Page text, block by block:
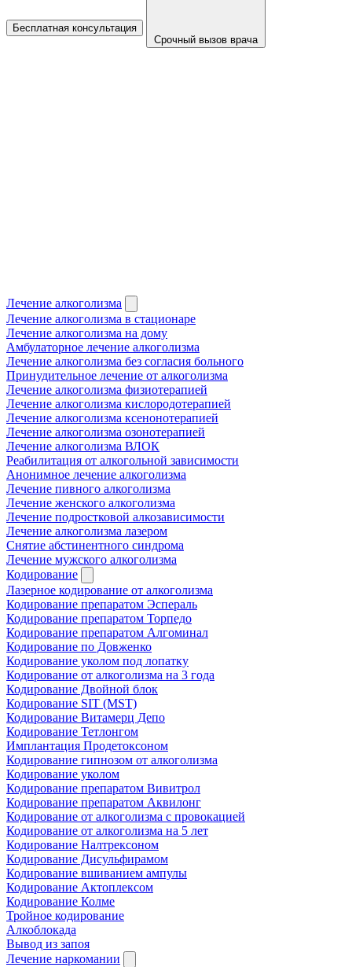
Бесплатная консультация
Срочный вызов врача
Лечение алкоголизма
Лечение алкоголизма в стационаре
Лечение алкоголизма на дому
Амбулаторное лечение алкоголизма
Лечение алкоголизма без согласия больного
Принудительное лечение от алкоголизма
Лечение алкоголизма физиотерапией
Лечение алкоголизма кислородотерапией
Лечение алкоголизма ксенонотерапией
Лечение алкоголизма озонотерапией
Лечение алкоголизма ВЛОК
Реабилитация от алкогольной зависимости
Анонимное лечение алкоголизма
Лечение пивного алкоголизма
Лечение женского алкоголизма
Лечение подростковой алкозависимости
Лечение алкоголизма лазером
Снятие абстинентного синдрома
Лечение мужского алкоголизма
Кодирование
Лазерное кодирование от алкоголизма
Кодирование препаратом Эспераль
Кодирование препаратом Торпедо
Кодирование препаратом Алгоминал
Кодирование по Довженко
Кодирование уколом под лопатку
Кодирование от алкоголизма на 3 года
Кодирование Двойной блок
Кодирование SIT (MST)
Кодирование Витамерц Депо
Кодирование Тетлонгом
Имплантация Продетоксоном
Кодирование гипнозом от алкоголизма
Кодирование уколом
Кодирование препаратом Вивитрол
Кодирование препаратом Аквилонг
Кодирование от алкоголизма с провокацией
Кодирование от алкоголизма на 5 лет
Кодирование Налтрексоном
Кодирование Дисульфирамом
Кодирование вшиванием ампулы
Кодирование Актоплексом
Кодирование Колме
Тройное кодирование
Алкоблокада
Вывод из запоя
Лечение наркомании